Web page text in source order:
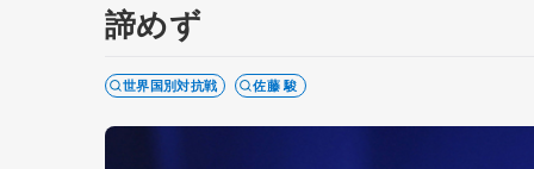
諦めず
世界国別対抗戦 佐藤 駿